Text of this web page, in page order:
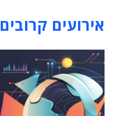
אירועים קרובים